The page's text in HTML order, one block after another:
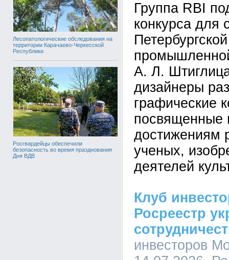
Лесопатологические обследования на
территории Карачаево-Черкесской
Республики
Росгвардейцы обеспечили
безопасность во время празднования
Дня ВДВ
Группа RBI
конкурса для
А. Л.
дизайнеры
графические
достижениям
ученых,
деятелей
Клуб
Росреестр
инвесторов